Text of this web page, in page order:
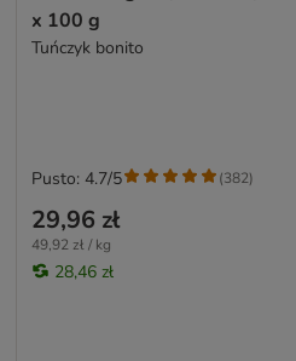
x 100 g
Tuńczyk bonito
29,96 zł
49,92 zł / kg
28,46 zł
Pusto: 4.7/5 (382)